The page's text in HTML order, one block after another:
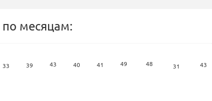
месяцам:
33 39 43 40 41 49 48 31 43